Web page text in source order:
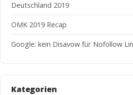
Deutschland 2019
OMK 2019 Recap
Google: kein Disavow für Nofollow
Kategorien